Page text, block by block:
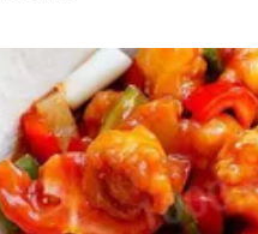
Ukrainie